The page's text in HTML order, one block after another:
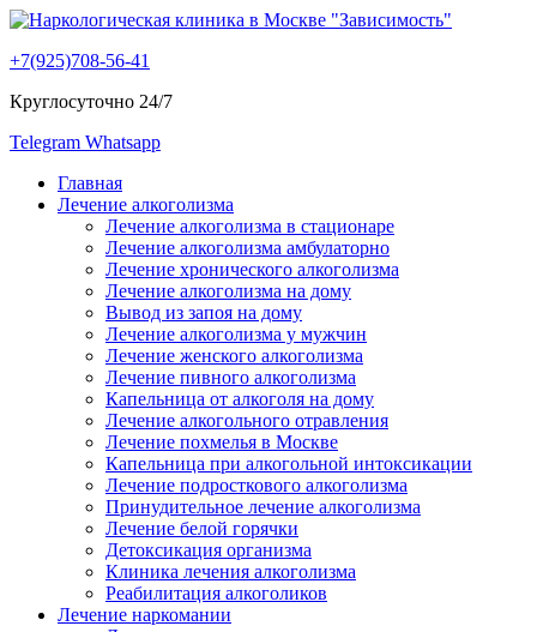
+7(925)708-56-41
Круглосуточно 24/7
Telegram Whatsapp
Главная
Лечение алкоголизма
Лечение алкоголизма в стационаре
Лечение алкоголизма амбулаторно
Лечение хронического алкоголизма
Лечение алкоголизма на дому
Вывод из запоя на дому
Лечение алкоголизма у мужчин
Лечение женского алкоголизма
Лечение пивного алкоголизма
Капельница от алкоголя на дому
Лечение алкогольного отравления
Лечение похмелья в Москве
Капельница при алкогольной интоксикации
Лечение подросткового алкоголизма
Принудительное лечение алкоголизма
Лечение белой горячки
Детоксикация организма
Клиника лечения алкоголизма
Реабилитация алкоголиков
Лечение наркомании